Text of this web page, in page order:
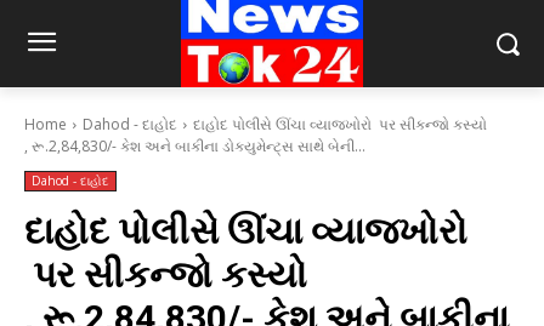
Home Dahod - દાહોદ
દાહોદ પોલીસે ઊંચા વ્યાજખોરો પર સીકન્જો કસ્યો
, રૂ.2,84,830/- કેશ અને બાકીના ડોક્યુમેન્ટ્સ સાથે બેની...
Dahod - દાહોદ
દાહોદ પોલીસે ઊંચા વ્યાજખોરો
પર સીકન્જો કસ્યો